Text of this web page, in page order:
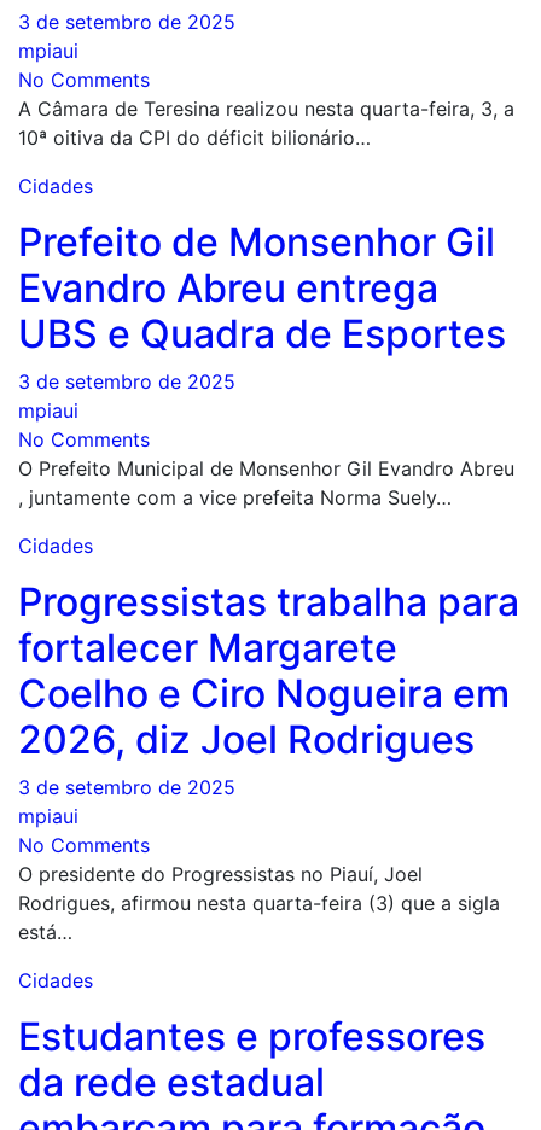
3 de setembro de 2025
mpiaui
No Comments
A Câmara de Teresina realizou nesta quarta-feira, 3, a
10ª oitiva da CPI do déficit bilionário…
Cidades
Prefeito de Monsenhor Gil
Evandro Abreu entrega
UBS e Quadra de Esportes
3 de setembro de 2025
mpiaui
No Comments
O Prefeito Municipal de Monsenhor Gil Evandro Abreu
, juntamente com a vice prefeita Norma Suely…
Cidades
Progressistas trabalha para
fortalecer Margarete
Coelho e Ciro Nogueira em
2026, diz Joel Rodrigues
3 de setembro de 2025
mpiaui
No Comments
O presidente do Progressistas no Piauí, Joel
Rodrigues, afirmou nesta quarta-feira (3) que a sigla
está…
Cidades
Estudantes e professores
da rede estadual